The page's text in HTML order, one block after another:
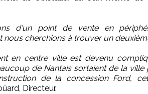
d'un point de vente en
nous cherchions à trouver un
en centre ville est devenu
de Nantais sortaient de la
de la concession Ford,
Directeur.